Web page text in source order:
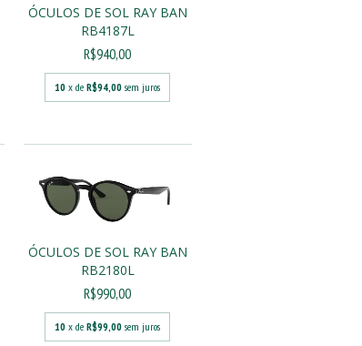
ÓCULOS DE SOL RAY BAN
RB4187L
R$940,00
10 x deR$94,00 sem juros
ÓCULOS DE SOL RAY BAN
RB2180L
R$990,00
10 x deR$99,00 sem juros